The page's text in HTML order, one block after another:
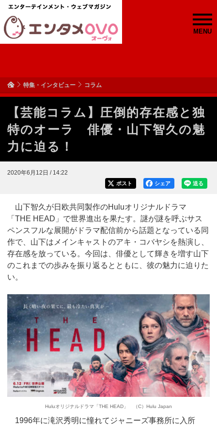
MENU
特集・インタビュー コラム
【芸能コラム】圧倒的存在感と独
特のオーラ 俳優・山下智久の魅
力に迫る！
2020年6月12日 / 14:22
送る
シェア
ポスト
山下智久が日欧共同製作のHuluオリジナルドラマ
「THE HEAD」で世界進出を果たす。謎が謎を呼ぶサス
ペンスフルな展開がドラマ配信前から話題となっている同
作で、山下はメインキャストのアキ・コバヤシを熱演し、
存在感を放っている。今回は、俳優として輝きを増す山下
のこれまでの歩みを振り返るとともに、彼の魅力に迫りた
い。
Huluオリジナルドラマ「THE HEAD」 （C）Hulu Japan
1996年に滝沢秀明に憧れてジャニーズ事務所に入所